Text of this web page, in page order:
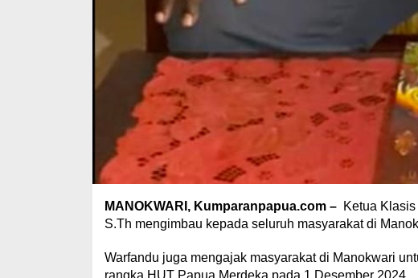
MANOKWARI, Kumparanpapua.com – Ketua
S.Th mengimbau kepada seluruh masyarakat di
Warfandu juga mengajak masyarakat di Manokwari
rangka HUT Papua Merdeka pada 1 Desember 2024.